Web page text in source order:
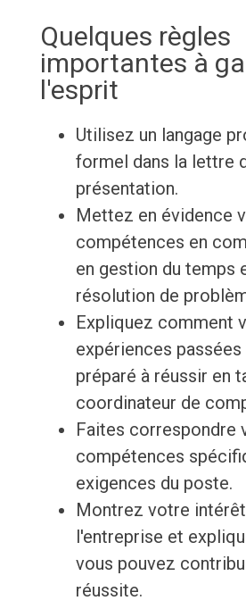
Quelques règles
importantes à
l'esprit
Utilisez un langage
formel dans la lettre
présentation.
Mettez en évidence
compétences en
en gestion du temps
résolution de
Expliquez comment
expériences
préparé à réussir en
coordinateur de
Faites correspondre
compétences
exigences du poste.
Montrez votre
l'entreprise et
vous pouvez
réussite.